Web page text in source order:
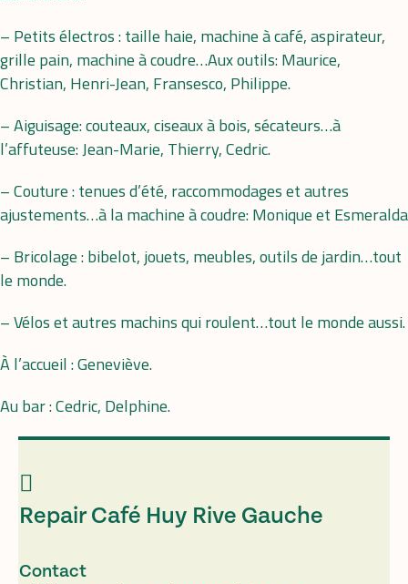
– Petits électros : taille haie, machine à café, aspirateur,
grille pain, machine à coudre…Aux outils: Maurice,
Christian, Henri-Jean, Fransesco, Philippe.
– Aiguisage: couteaux, ciseaux à bois, sécateurs…à
l’affuteuse: Jean-Marie, Thierry, Cedric.
– Couture : tenues d’été, raccommodages et autres
ajustements…à la machine à coudre: Monique et Esmeralda
– Bricolage : bibelot, jouets, meubles, outils de jardin…tout
le monde.
– Vélos et autres machins qui roulent…tout le monde aussi.
À l’accueil : Geneviève.
Au bar : Cedric, Delphine.
Repair Café Huy Rive Gauche
Contact